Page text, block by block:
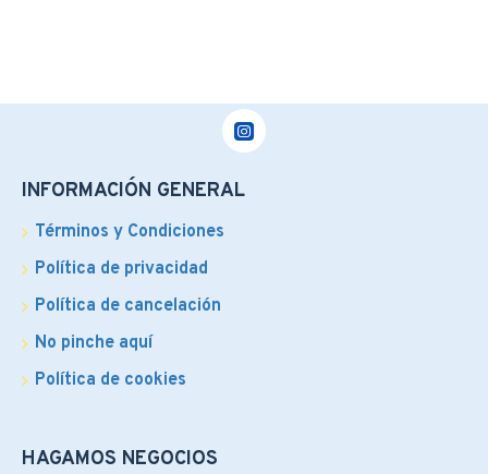
INFORMACIÓN GENERAL
Términos y Condiciones
Política de privacidad
Política de cancelación
No pinche aquí
Política de cookies
HAGAMOS NEGOCIOS